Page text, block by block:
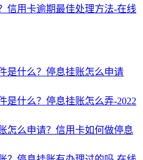
信用卡逾期最佳处理方法-在线
是什么？停息挂账怎么申请
是什么？停息挂账怎么弄-2022
怎么申请？信用卡如何做停息